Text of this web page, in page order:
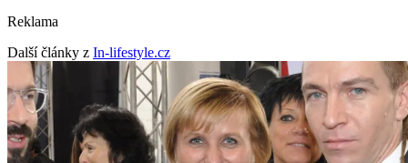
Reklama
Další články z In-lifestyle.cz